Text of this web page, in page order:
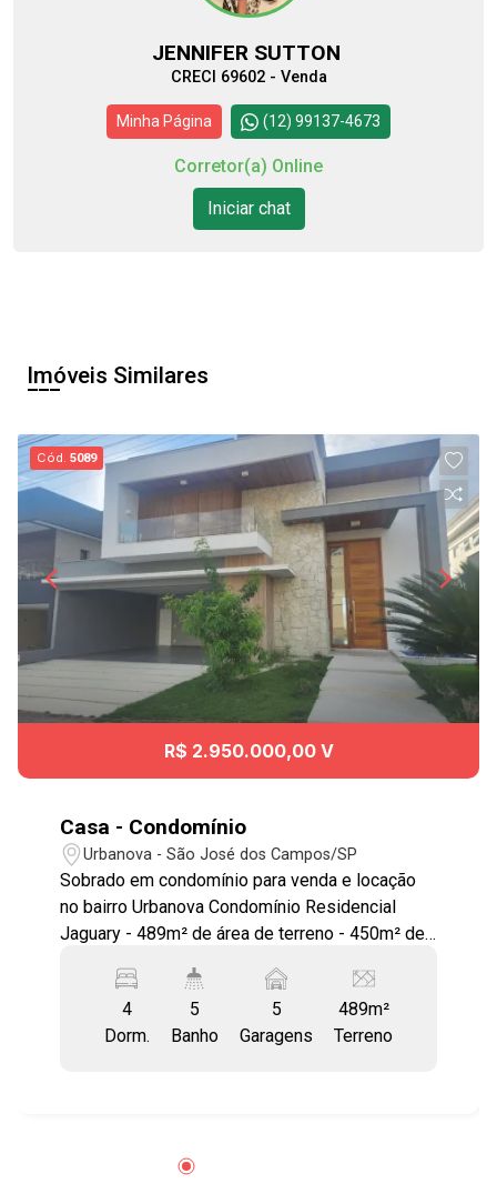
JENNIFER SUTTON
CRECI 69602 - Venda
Minha Página (12) 99137-4673
Corretor(a) Online
Iniciar chat
Imóveis Similares
Cód.5089
R$ 2.950.000,00 V
Casa - Condomínio
Urbanova - São José dos Campos/SP
Sobrado em condomínio para venda e locação
no bairro Urbanova Condomínio Residencial
Jaguary - 489m² de área de terreno - 450m² de
Belíssimo sobrado em condomínio fechado
com: - 4 suítes - Closet - Armários embutidos -
Sala 3 ambientes com pê direito duplo -
Piscina com deck de madeira - Jardim -
4
Dorm.
5
Banho
5
Garagens
489m²
Terreno